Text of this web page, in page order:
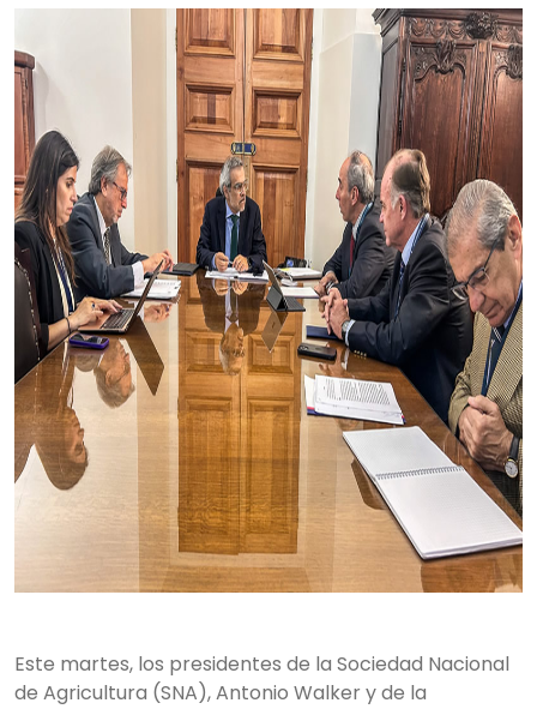
Este martes, los presidentes de la Sociedad Nacional
de Agricultura (SNA), Antonio Walker y de la